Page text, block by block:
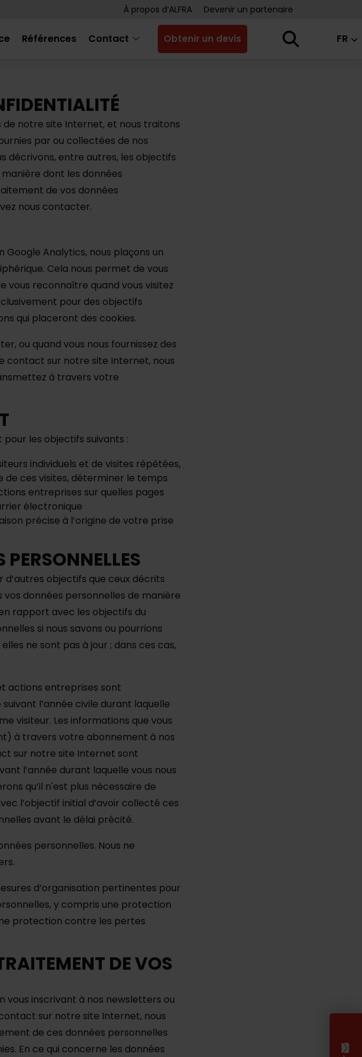
À propos d’ALFRA Devenir un partenaire
Références Contact Obtenir un devis FR
de notre site Internet, et nous traitons
par ou collectées de nos
décrivons, entre autres, les objectifs
dont les données
de vos données
nous contacter.
Analytics, nous plaçons un
Cela nous permet de vous
vous reconnaître quand vous visitez
pour des objectifs
qui placeront des cookies.
ou quand vous nous fournissez des
contact sur notre site Internet, nous
à travers votre
les objectifs suivants :
individuels et de visites répétées,
de ces visites, déterminer le temps
entreprises sur quelles pages
électronique
précise à l’origine de votre prise
objectifs que ceux décrits
données personnelles de manière
rapport avec les objectifs du
si nous savons ou pourrions
ne sont pas à jour ; dans ces cas,
actions entreprises sont
l’année civile durant laquelle
visiteur. Les informations que vous
à travers votre abonnement à nos
sur notre site Internet sont
l’année durant laquelle vous nous
qu’il n'est plus nécessaire de
l’objectif initial d’avoir collecté ces
avant le délai précité.
personnelles. Nous ne
d’organisation pertinentes pour
y compris une protection
protection contre les pertes
DE VOS
vous inscrivant à nos newsletters ou
sur notre site Internet, nous
de ces données personnelles
En ce qui concerne les données